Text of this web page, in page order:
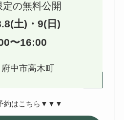
定の無料公開
土)・9(日)
〜16:00
中市高木町
はこちら▼▼▼